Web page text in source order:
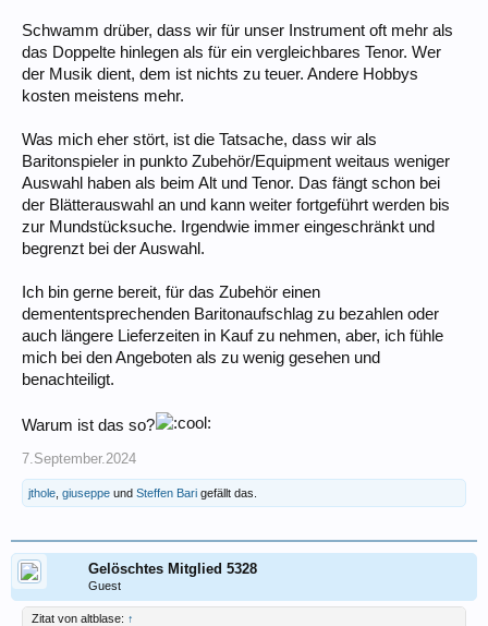
Schwamm drüber, dass wir für unser Instrument oft mehr als
das Doppelte hinlegen als für ein vergleichbares Tenor. Wer
der Musik dient, dem ist nichts zu teuer. Andere Hobbys
kosten meistens mehr.
Was mich eher stört, ist die Tatsache, dass wir als
Baritonspieler in punkto Zubehör/Equipment weitaus weniger
Auswahl haben als beim Alt und Tenor. Das fängt schon bei
der Blätterauswahl an und kann weiter fortgeführt werden bis
zur Mundstücksuche. Irgendwie immer eingeschränkt und
begrenzt bei der Auswahl.
Ich bin gerne bereit, für das Zubehör einen
demententsprechenden Baritonaufschlag zu bezahlen oder
auch längere Lieferzeiten in Kauf zu nehmen, aber, ich fühle
mich bei den Angeboten als zu wenig gesehen und
benachteiligt.
Warum ist das so?
7.September.2024
jthole giuseppe und Steffen Bari gefällt das.
Gelöschtes Mitglied 5328
Guest
Zitat von altblase: ↑